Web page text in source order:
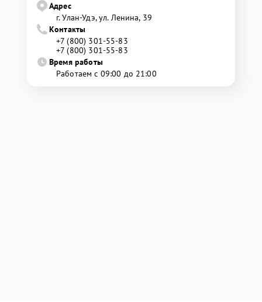
Адрес
г. Улан-Удэ, ул. Ленина, 39
Контакты
+7 (800) 301-55-83
+7 (800) 301-55-83
Время работы
Работаем с 09:00 до 21:00